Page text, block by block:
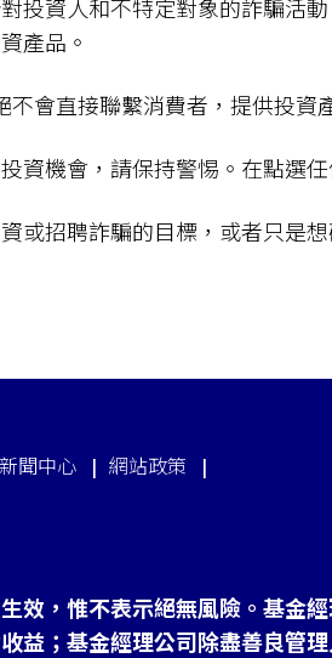
投資人和不特定對象的詐騙活
產品。
會直接聯繫消費者，提供投
資機會，請保持警惕。在點選
或招聘詐騙的目標，或者只是
新聞中心
網站政策
效，惟不表示絕無風險。基金
益；基金經理公司除盡善良管理